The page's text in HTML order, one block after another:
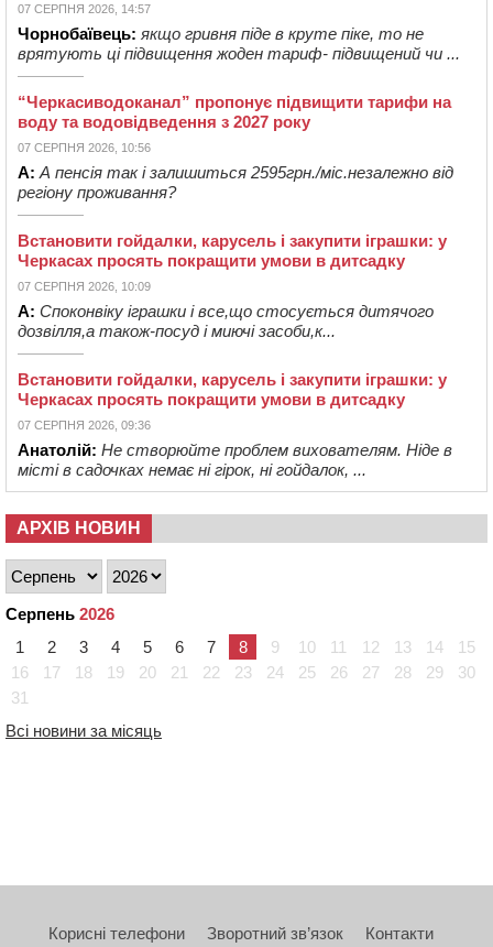
07 СЕРПНЯ 2026, 14:57
Чорнобаївець: якщо гривня піде в круте піке, то не
врятують ці підвищення жоден тариф- підвищений чи ...
“Черкасиводоканал” пропонує підвищити тарифи на
воду та водовідведення з 2027 року
07 СЕРПНЯ 2026, 10:56
А: А пенсія так і залишиться 2595грн./міс.незалежно від
регіону проживання?
Встановити гойдалки, карусель і закупити іграшки: у
Черкасах просять покращити умови в дитсадку
07 СЕРПНЯ 2026, 10:09
А: Споконвіку іграшки і все,що стосується дитячого
дозвілля,а також-посуд і миючі засоби,к...
Встановити гойдалки, карусель і закупити іграшки: у
Черкасах просять покращити умови в дитсадку
07 СЕРПНЯ 2026, 09:36
Анатолій: Не створюйте проблем вихователям. Ніде в
місті в садочках немає ні гірок, ні гойдалок, ...
АРХІВ НОВИН
Серпень 2026
1
2 3 4 5 6 7 8 9 10 11 12 13 14
15
16
17 18 19 20 21 22 23 24 25 26 27 28 29
30
31
Всі новини за місяць
Корисні телефони Зворотний зв’язок Контакти